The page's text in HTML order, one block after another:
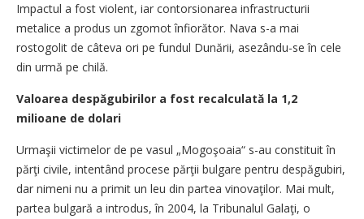
Impactul a fost violent, iar contorsionarea infrastructurii
metalice a produs un zgomot înfiorător. Nava s-a mai
rostogolit de câteva ori pe fundul Dunării, asezându-se în cele
din urmă pe chilă.
Valoarea despăgubirilor a fost recalculată la 1,2
milioane de dolari
Urmaşii victimelor de pe vasul „Mogoşoaia“ s-au constituit în
părţi civile, intentând procese părţii bulgare pentru despăgubiri,
dar nimeni nu a primit un leu din partea vinovaţilor. Mai mult,
partea bulgară a introdus, în 2004, la Tribunalul Galaţi, o